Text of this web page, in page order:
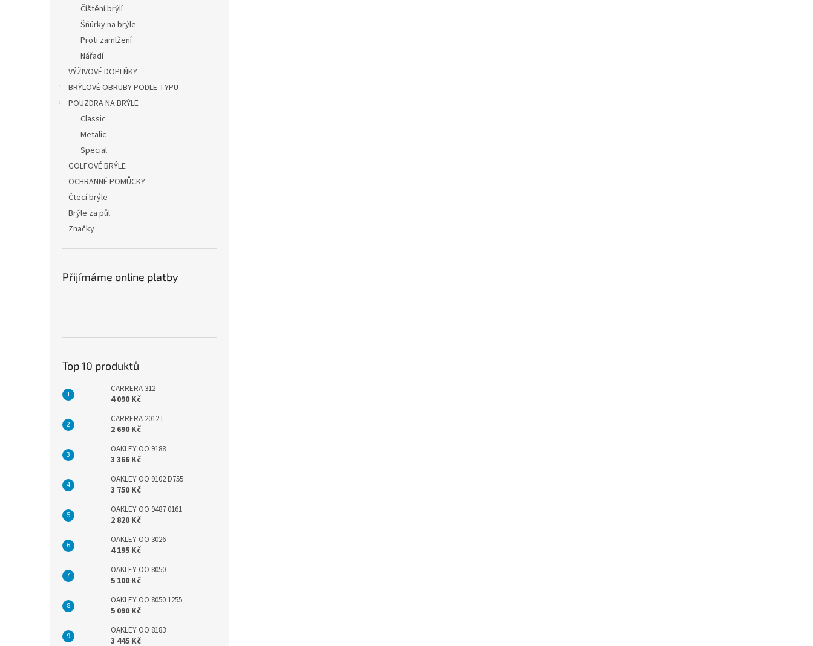
Číštění brýlí
Šňůrky na brýle
Proti zamlžení
Nářadí
VÝŽIVOVÉ DOPLŇKY
BRÝLOVÉ OBRUBY PODLE TYPU
POUZDRA NA BRÝLE
Classic
Metalic
Special
GOLFOVÉ BRÝLE
OCHRANNÉ POMŮCKY
Čtecí brýle
Brýle za půl
Značky
Přijímáme online platby
Top 10 produktů
CARRERA 312
4 090 Kč
CARRERA 2012T
2 690 Kč
OAKLEY OO 9188
3 366 Kč
OAKLEY OO 9102 D755
3 750 Kč
OAKLEY OO 9487 0161
2 820 Kč
OAKLEY OO 3026
4 195 Kč
OAKLEY OO 8050
5 100 Kč
OAKLEY OO 8050 1255
5 090 Kč
OAKLEY OO 8183
3 445 Kč